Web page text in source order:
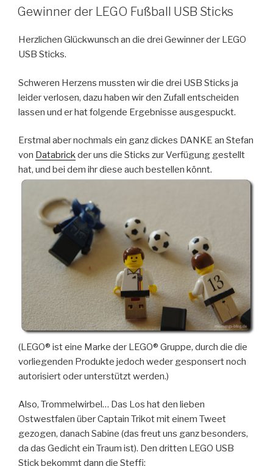
AM
Gewinner der LEGO Fußball USB Sticks
Herzlichen Glückwunsch an die drei Gewinner der LEGO
USB Sticks.
Schweren Herzens mussten wir die drei USB Sticks ja
leider verlosen, dazu haben wir den Zufall entscheiden
lassen und er hat folgende Ergebnisse ausgespuckt.
Erstmal aber nochmals ein ganz dickes DANKE an Stefan
von Databrickder uns die Sticks zur Verfügung gestellt
hat, und bei dem ihr diese auch bestellen könnt.
(LEGO® ist eine Marke der LEGO® Gruppe, durch die die
vorliegenden Produkte jedoch weder gesponsert noch
autorisiert oder unterstützt werden.)
Also, Trommelwirbel… Das Los hat den lieben
Ostwestfalen über Captain Trikot mit einem Tweet
gezogen, danach Sabine (das freut uns ganz besonders,
da das Gedicht ein Traum ist). Den dritten LEGO USB
Stick bekommt dann die Steffi: